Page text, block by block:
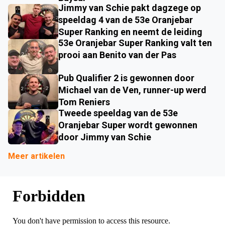
Jimmy van Schie pakt dagzege op
speeldag 4 van de 53e Oranjebar
Super Ranking en neemt de leiding
53e Oranjebar Super Ranking valt ten
prooi aan Benito van der Pas
Pub Qualifier 2 is gewonnen door
Michael van de Ven, runner-up werd
Tom Reniers
Tweede speeldag van de 53e
Oranjebar Super wordt gewonnen
door Jimmy van Schie
Meer artikelen